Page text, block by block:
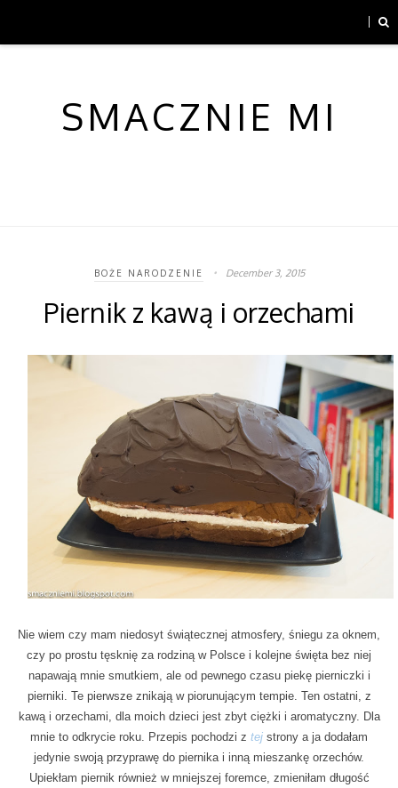
SMACZNIE MI
BOŻE NARODZENIE December 3, 2015
Piernik z kawą i orzechami
Nie wiem czy mam niedosyt świątecznej atmosfery, śniegu za oknem,
czy po prostu tęsknię za rodziną w Polsce i kolejne święta bez niej
napawają mnie smutkiem, ale od pewnego czasu piekę pierniczki i
pierniki. Te pierwsze znikają w piorunującym tempie. Ten ostatni, z
kawą i orzechami, dla moich dzieci jest zbyt ciężki i aromatyczny. Dla
mnie to odkrycie roku. Przepis pochodzi z tej strony a ja dodałam
jedynie swoją przyprawę do piernika i inną mieszankę orzechów.
Upiekłam piernik również w mniejszej foremce, zmieniłam długość